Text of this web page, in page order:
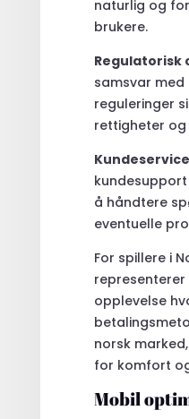
naturlig og
brukere.
Regulatorisk
samsvar
reguleringer
rettigheter og
å håndtere
eventuelle
For spillere i
opplevelse
norsk
for komfort
Mobil